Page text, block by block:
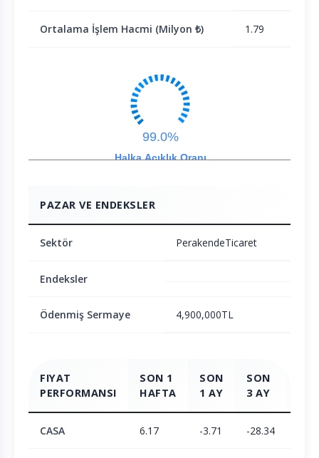
Ortalama İşlem Hacmi (Milyon ₺) 1.79
Halka Açıklık Oranı
99.0%
PAZAR VE ENDEKSLER
Sektör PerakendeTicaret
Endeksler
Ödenmiş Sermaye 4,900,000TL
FIYAT
PERFORMANSI
SON 1
HAFTA
SON
1 AY
SON
3 AY
CASA 6.17 -3.71 -28.34